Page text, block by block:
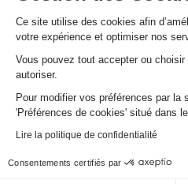
Accueil des personnes en
Tourisme adapté : Aucune
Nombre de pers. pouvant
roulant : Aucune valeur
Descriptif handicap mental
Descriptif handicap
Plateforme de
Ce site utilise des cookies afin
votre expérience et optimiser nos
Vous pouvez tout accepter ou
autoriser.
Pour modifier vos préférences par la
'Préférences de cookies' situé dans
Lire la politique de confidentialité
Consentements certifiés par